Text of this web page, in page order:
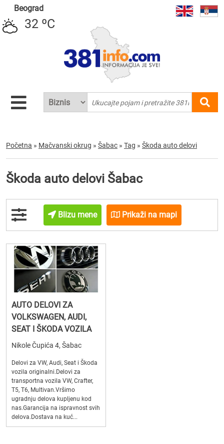
Beograd
32 ºC
Početna » Mačvanski okrug » Šabac » Tag » Škoda auto delovi
Škoda auto delovi Šabac
Blizu mene Prikaži na mapi
AUTO DELOVI ZA
VOLKSWAGEN, AUDI,
SEAT I ŠKODA VOZILA
Nikole Čupića 4, Šabac
Delovi za VW, Audi, Seat i Škoda
vozila originalni.Delovi za
transportna vozila VW, Crafter,
T5, T6, Multivan.Vršimo
ugradnju delova kupljenu kod
nas.Garancija na ispravnost svih
delova.Dostava na kuć...